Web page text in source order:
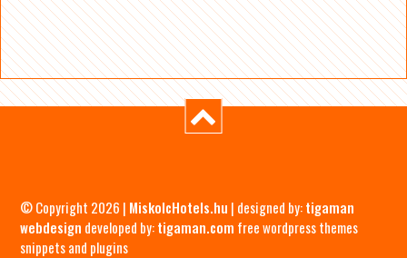
© Copyright 2026 | MiskolcHotels.hu | designed by:tigaman
webdesign developed by:tigaman.com free wordpress themes
snippets and plugins